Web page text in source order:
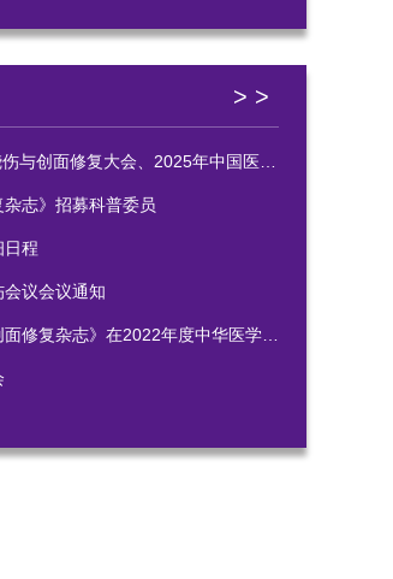
> >
年中国医疗保健国际交流促进会烧伤医学分会年会暨科研写作培训班
杂志》招募科普委员
日程
议会议通知
》在2022年度中华医学会系列杂志审读中获佳绩